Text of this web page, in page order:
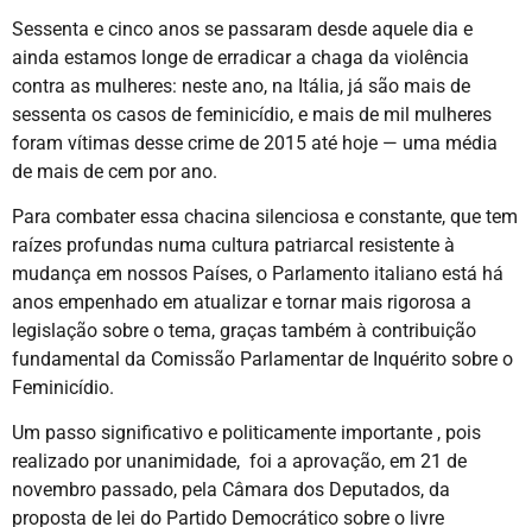
Sessenta e cinco anos se passaram desde aquele dia e
ainda estamos longe de erradicar a chaga da violência
contra as mulheres: neste ano, na Itália, já são mais de
sessenta os casos de feminicídio, e mais de mil mulheres
foram vítimas desse crime de 2015 até hoje — uma média
de mais de cem por ano.
Para combater essa chacina silenciosa e constante, que tem
raízes profundas numa cultura patriarcal resistente à
mudança em nossos Países, o Parlamento italiano está há
anos empenhado em atualizar e tornar mais rigorosa a
legislação sobre o tema, graças também à contribuição
fundamental da Comissão Parlamentar de Inquérito sobre o
Feminicídio.
Um passo significativo e politicamente importante , pois
realizado por unanimidade, foi a aprovação, em 21 de
novembro passado, pela Câmara dos Deputados, da
proposta de lei do Partido Democrático sobre o livre